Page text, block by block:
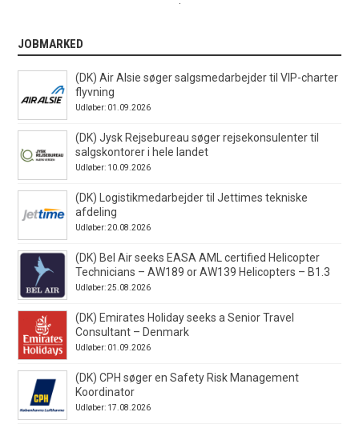
JOBMARKED
(DK) Air Alsie søger salgsmedarbejder til VIP-charter
flyvning
Udløber: 01.09.2026
(DK) Jysk Rejsebureau søger rejsekonsulenter til
salgskontorer i hele landet
Udløber: 10.09.2026
(DK) Logistikmedarbejder til Jettimes tekniske
afdeling
Udløber: 20.08.2026
(DK) Bel Air seeks EASA AML certified Helicopter
Technicians – AW189 or AW139 Helicopters – B1.3
Udløber: 25.08.2026
(DK) Emirates Holiday seeks a Senior Travel
Consultant – Denmark
Udløber: 01.09.2026
(DK) CPH søger en Safety Risk Management
Koordinator
Udløber: 17.08.2026